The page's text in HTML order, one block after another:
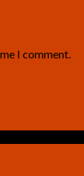
I comment.